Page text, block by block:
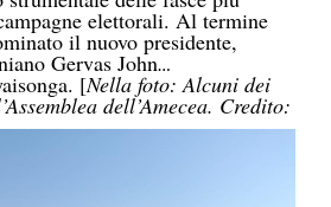
elettorali. Al termine
il nuovo presidente,
Gervas John
[Nella foto: Alcuni dei
dell’Amecea. Credito: